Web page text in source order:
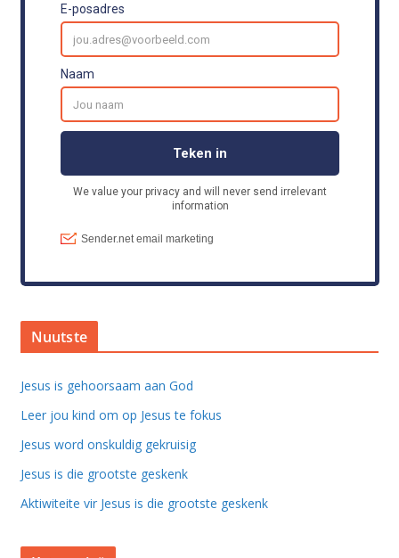
Nuutste
Jesus is gehoorsaam aan God
Leer jou kind om op Jesus te fokus
Jesus word onskuldig gekruisig
Jesus is die grootste geskenk
Aktiwiteite vir Jesus is die grootste geskenk